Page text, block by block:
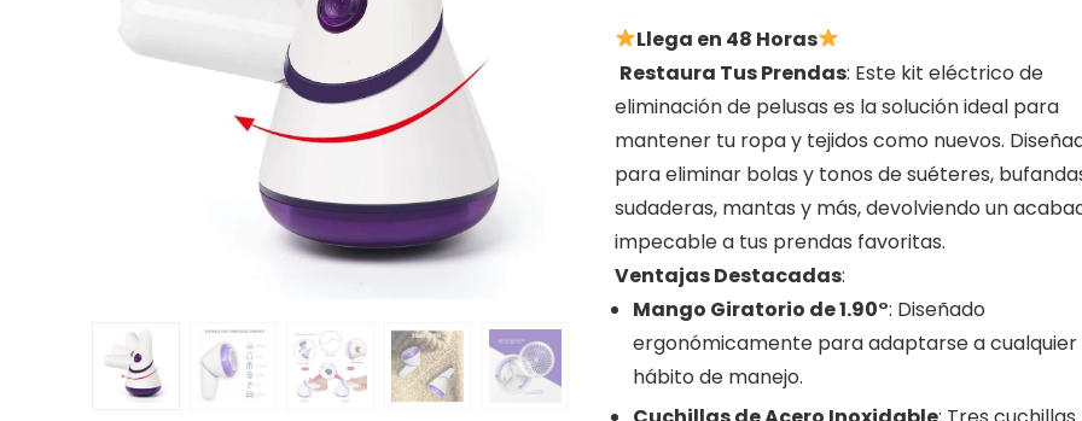
Llega en 48 Horas
Restaura Tus Prendas: Este kit eléctrico de
eliminación de pelusas es la solución ideal para
mantener tu ropa y tejidos como nuevos.
para eliminar bolas y tonos de suéteres,
sudaderas, mantas y más, devolviendo un
impecable a tus prendas favoritas.
Ventajas Destacadas:
Mango Giratorio de 1.90°: Diseñado
ergonómicamente para adaptarse a cualquier
hábito de manejo.